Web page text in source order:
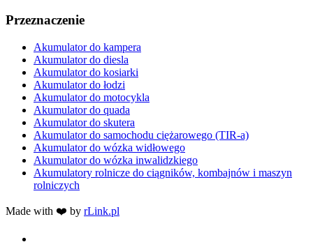
Przeznaczenie
Akumulator do kampera
Akumulator do diesla
Akumulator do kosiarki
Akumulator do łodzi
Akumulator do motocykla
Akumulator do quada
Akumulator do skutera
Akumulator do samochodu ciężarowego (TIR-a)
Akumulator do wózka widłowego
Akumulator do wózka inwalidzkiego
Akumulatory rolnicze do ciągników, kombajnów i maszyn
rolniczych
Made with ❤️ by rLink.pl